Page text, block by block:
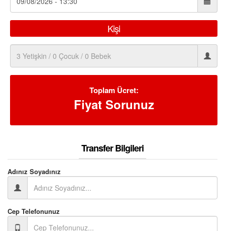
Kişi
Toplam Ücret:
Fiyat Sorunuz
Transfer Bilgileri
Adınız Soyadınız
Cep Telefonunuz